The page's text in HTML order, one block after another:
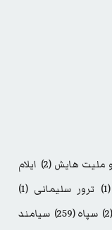
و ملیت هایش (2)
ایلام
(1) ترور سلیمانی (1)
(2) سپاه(259)
سیامند